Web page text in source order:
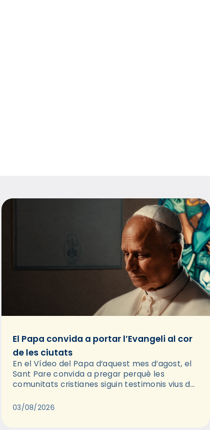
El Papa convida a portar l’Evangeli al cor
de les ciutats
En el Vídeo del Papa d’aquest mes d’agost, el
Sant Pare convida a pregar perquè les
comunitats cristianes siguin testimonis vius de
pregària, el…
03/08/2026